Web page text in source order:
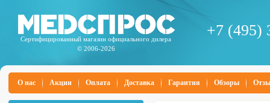
Сертифицированный магазин официального дилера
© 2006-2026
+7 (495)
О нас Акции Оплата Доставка Гарантия Обзоры